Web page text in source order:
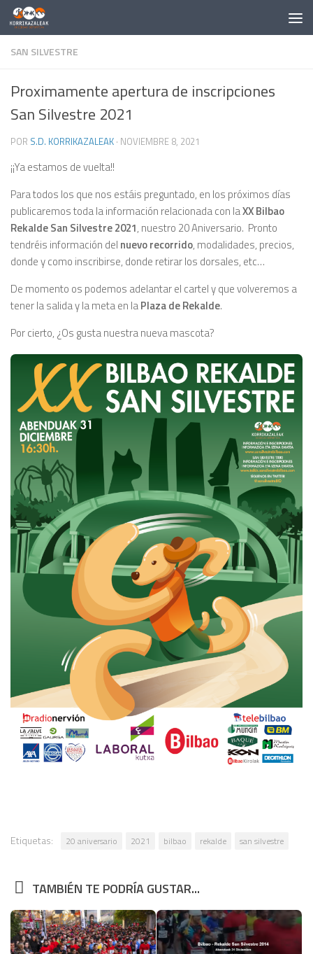
Saltar al contenido
SAN SILVESTRE
Proximamente apertura de inscripciones
San Silvestre 2021
POR S.D. KORRIKAZALEAK · NOVIEMBRE 8, 2021
¡¡Ya estamos de vuelta!!
Para todos los que nos estáis preguntado, en los próximos días
publicaremos toda la información relacionada con laXX Bilbao
Rekalde San Silvestre 2021, nuestro 20 Aniversario. Pronto
tendréis información del nuevo recorrido, modalidades, precios,
donde y como inscribirse, donde retirar los dorsales, etc…
De momento os podemos adelantar el cartel y que volveremos a
tener la salida y la meta en laPlaza de Rekalde.
Por cierto, ¿Os gusta nuestra nueva mascota?
Etiquetas: 20 aniversario 2021 bilbao rekalde san silvestre
TAMBIÉN TE PODRÍA GUSTAR...